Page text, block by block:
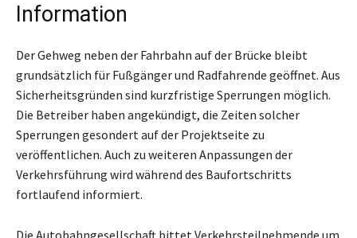
Information
Der Gehweg neben der Fahrbahn auf der Brücke bleibt
grundsätzlich für Fußgänger und Radfahrende geöffnet. Aus
Sicherheitsgründen sind kurzfristige Sperrungen möglich.
Die Betreiber haben angekündigt, die Zeiten solcher
Sperrungen gesondert auf der Projektseite zu
veröffentlichen. Auch zu weiteren Anpassungen der
Verkehrsführung wird während des Baufortschritts
fortlaufend informiert.
Die Autobahngesellschaft bittet Verkehrsteilnehmende um